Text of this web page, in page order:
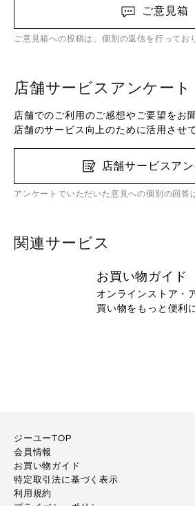
ご意見箱
ご意見箱への投稿は、個別の返信を行ってお
店舗サービスアンケート
店舗でのご利用のご感想やご要望をお
店舗のサービス向上のために活用させ
店舗サービスア
アンケートでいただいた意見への個別の回答
関連サービス
お買い物ガイド
オンラインストア・
買い物をもっと便利
ジーユーTOP
会員情報
お買い物ガイド
特定取引法に基づく表示
利用規約